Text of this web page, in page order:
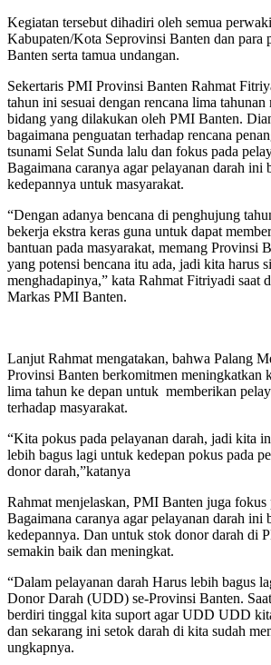
Kegiatan tersebut dihadiri oleh semua
Kabupaten/Kota Seprovinsi Banten dan para
Banten serta tamua undangan.
Sekertaris PMI Provinsi Banten Rahmat
tahun ini sesuai dengan rencana lima tahunan
bidang yang dilakukan oleh PMI Banten.
bagaimana penguatan terhadap rencana
tsunami Selat Sunda lalu dan fokus pada
Bagaimana caranya agar pelayanan darah ini
kedepannya untuk masyarakat.
“Dengan adanya bencana di penghujung
bekerja ekstra keras guna untuk dapat
bantuan pada masyarakat, memang Provinsi
yang potensi bencana itu ada, jadi kita harus
menghadapinya,” kata Rahmat Fitriyadi saat
Markas PMI Banten.
Lanjut Rahmat mengatakan, bahwa Palang
Provinsi Banten berkomitmen meningkatkan
lima tahun ke depan untuk memberikan
terhadap masyarakat.
“Kita pokus pada pelayanan darah, jadi kita
lebih bagus lagi untuk kedepan pokus pada
donor darah,”katanya
Rahmat menjelaskan, PMI Banten juga fokus
Bagaimana caranya agar pelayanan darah ini
kedepannya. Dan untuk stok donor darah di
semakin baik dan meningkat.
“Dalam pelayanan darah Harus lebih bagus
Donor Darah (UDD) se-Provinsi Banten.
berdiri tinggal kita suport agar UDD UDD
dan sekarang ini setok darah di kita sudah
ungkapnya.